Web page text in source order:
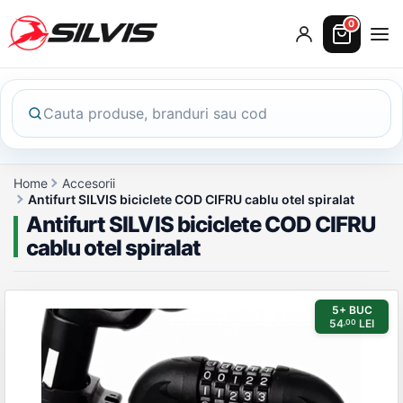
0
Home
Accesorii
Antifurt SILVIS biciclete COD CIFRU cablu otel spiralat
Antifurt SILVIS biciclete COD CIFRU
cablu otel spiralat
Galerie produs
5+ BUC
54,00 LEI